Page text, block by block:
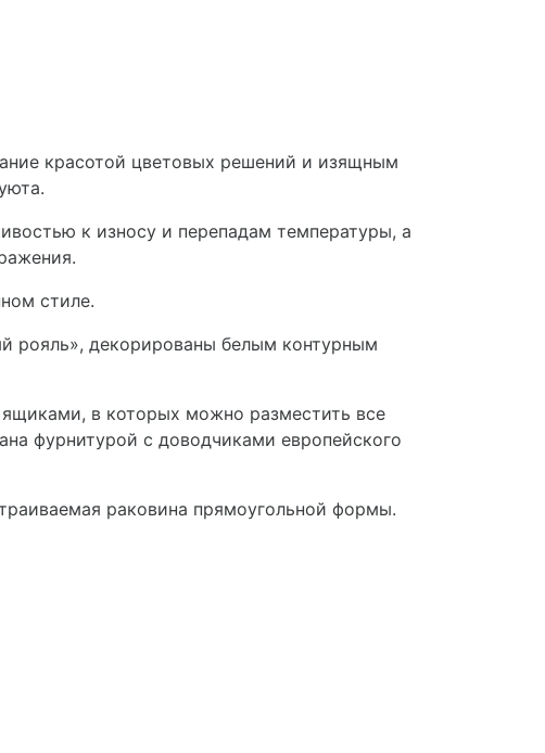
красотой цветовых решений и изящным
к износу и перепадам температуры, а
стиле.
рояль», декорированы белым контурным
в которых можно разместить все
фурнитурой с доводчиками европейского
раковина прямоугольной формы.